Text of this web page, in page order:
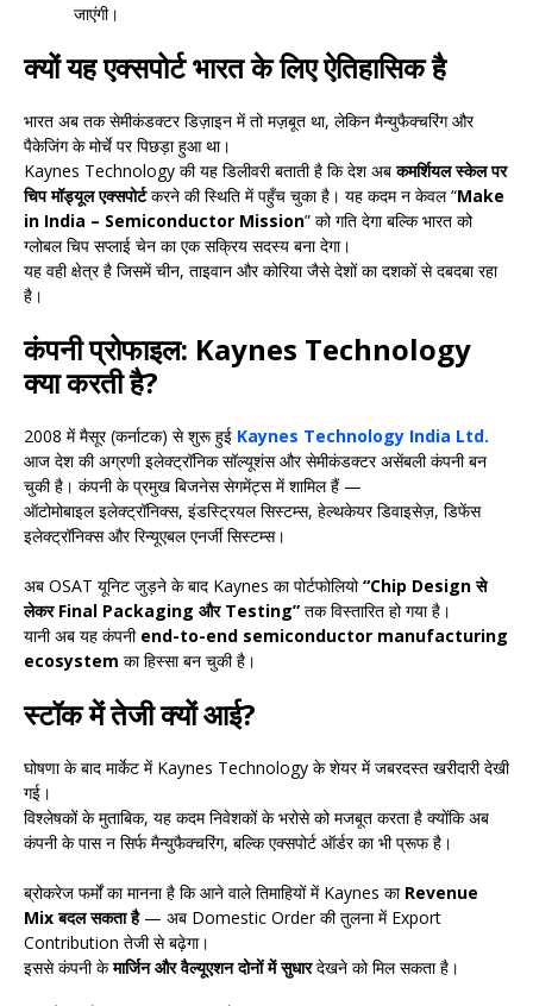
जाएंगी।
क्यों यह एक्सपोर्ट भारत के लिए ऐतिहासिक है
भारत अब तक सेमीकंडक्टर डिज़ाइन में तो मज़बूत था, लेकिन मैन्युफैक्चरिंग और
पैकेजिंग के मोर्चे पर पिछड़ा हुआ था।
Kaynes Technology की यह डिलीवरी बताती है कि देश अबकमर्शियल स्केल पर
चिप मॉड्यूल एक्सपोर्टकरने की स्थिति में पहुँच चुका है। यह कदम न केवल “Make
in India – Semiconductor Mission” को गति देगा बल्कि भारत को
ग्लोबल चिप सप्लाई चेन का एक सक्रिय सदस्य बना देगा।
यह वही क्षेत्र है जिसमें चीन, ताइवान और कोरिया जैसे देशों का दशकों से दबदबा रहा
है।
कंपनी प्रोफाइल: Kaynes Technology
क्या करती है?
2008 में मैसूर (कर्नाटक) से शुरू हुई Kaynes Technology India Ltd.
आज देश की अग्रणी इलेक्ट्रॉनिक सॉल्यूशंस और सेमीकंडक्टर असेंबली कंपनी बन
चुकी है। कंपनी के प्रमुख बिजनेस सेगमेंट्स में शामिल हैं —
ऑटोमोबाइल इलेक्ट्रॉनिक्स, इंडस्ट्रियल सिस्टम्स, हेल्थकेयर डिवाइसेज़, डिफेंस
इलेक्ट्रॉनिक्स और रिन्यूएबल एनर्जी सिस्टम्स।
अब OSAT यूनिट जुड़ने के बाद Kaynes का पोर्टफोलियो“Chip Design से
लेकर Final Packaging और Testing” तक विस्तारित हो गया है।
यानी अब यह कंपनी end-to-end semiconductor manufacturing
ecosystem का हिस्सा बन चुकी है।
स्टॉक में तेजी क्यों आई?
घोषणा के बाद मार्केट में Kaynes Technology के शेयर में जबरदस्त खरीदारी देखी
गई।
विश्लेषकों के मुताबिक, यह कदम निवेशकों के भरोसे को मजबूत करता है क्योंकि अब
कंपनी के पास न सिर्फ मैन्युफैक्चरिंग, बल्कि एक्सपोर्ट ऑर्डर का भी प्रूफ है।
ब्रोकरेज फर्मों का मानना है कि आने वाले तिमाहियों में Kaynes का Revenue
Mix बदल सकता है— अब Domestic Order की तुलना में Export
Contribution तेजी से बढ़ेगा।
इससे कंपनी केमार्जिन और वैल्यूएशन दोनों में सुधारदेखने को मिल सकता है।